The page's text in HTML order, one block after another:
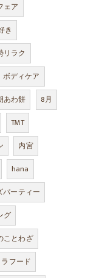
ェア
き
リラク
ボディケア
あわ餅
8月
TMT
内宮
hana
パーティー
グ
ことわざ
フード